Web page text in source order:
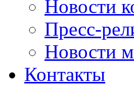
Новости
Пресс-
Новости
Контакты